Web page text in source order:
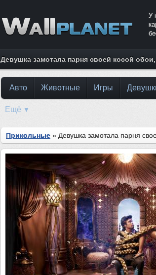
У
Девушка замотала парня своей косой
Авто Животные Игры
Ещё ▼
Прикольные » Девушка замотала парня